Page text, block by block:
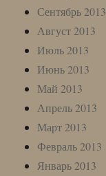
Сентябрь 2013
Август 2013
Июль 2013
Июнь 2013
Май 2013
Апрель 2013
Март 2013
Февраль 2013
Январь 2013